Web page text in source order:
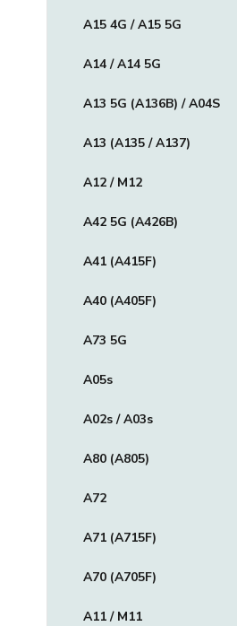
A15 4G / A15 5G
A14 / A14 5G
A13 5G (A136B) / A04S
A13 (A135 / A137)
A12 / M12
A42 5G (A426B)
A41 (A415F)
A40 (A405F)
A73 5G
A05s
A02s / A03s
A80 (A805)
A72
A71 (A715F)
A70 (A705F)
A11 / M11